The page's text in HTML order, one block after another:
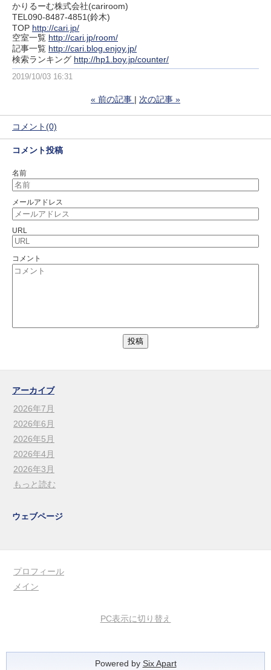
かりるーむ株式会社(cariroom)
TEL090-8487-4851(鈴木)
TOP http://cari.jp/
空室一覧 http://cari.jp/room/
記事一覧 http://cari.blog.enjoy.jp/
検索ランキング http://hp1.boy.jp/counter/
2019/10/03 16:31
« 前の記事 次の記事 »
コメント(0)
コメント投稿
名前
メールアドレス
URL
コメント
アーカイブ
2026年7月
2026年6月
2026年5月
2026年4月
2026年3月
もっと読む
ウェブページ
プロフィール
メイン
PC表示に切り替え
Powered by Six Apart